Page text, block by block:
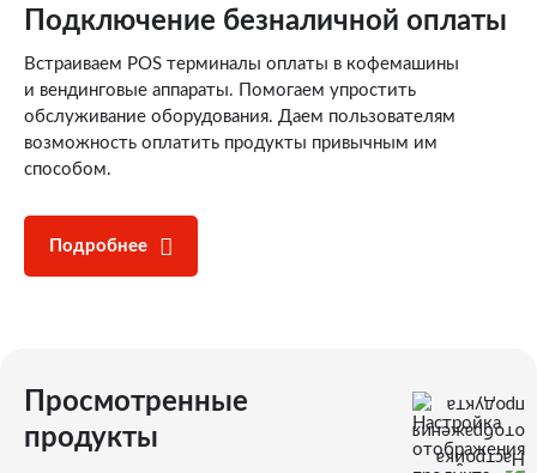
Подключение безналичной оплаты
Встраиваем POS терминалы оплаты в кофемашины
и вендинговые аппараты. Помогаем упростить
обслуживание оборудования. Даем пользователям
возможность оплатить продукты привычным им
способом.
Подробнее
Просмотренные
продукты